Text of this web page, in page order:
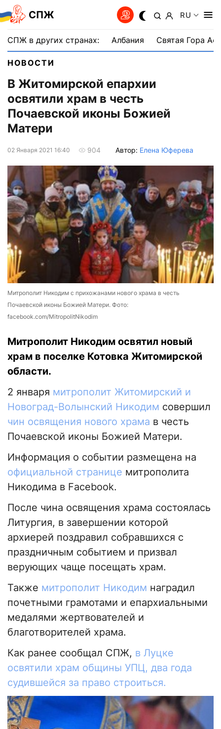
СПЖ RU
СПЖ в других странах: Албания Святая Гора
НОВОСТИ
В Житомирской епархии
освятили храм в честь
Почаевской иконы Божией
Матери
02 Января 2021 16:40 904 Автор: Елена Юферева
Митрополит Никодим с прихожанами нового храма в честь
Почаевской иконы Божией Матери. Фото:
facebook.com/MitropolitNikodim
Митрополит Никодим освятил новый
храм в поселке Котовка Житомирской
области.
2 января митрополит Житомирский и
Новоград-Волынский Никодим совершил
чин освящения нового храма в честь
Почаевской иконы Божией Матери.
Информация о событии размещена на
официальной странице митрополита
Никодима в Facebook.
После чина освящения храма состоялась
Литургия, в завершении которой
архиерей поздравил собравшихся с
праздничным событием и призвал
верующих чаще посещать храм.
Также митрополит Никодим наградил
почетными грамотами и епархиальными
медалями жертвователей и
благотворителей храма.
Как ранее сообщал СПЖ, в Луцке
освятили храм общины УПЦ, два года
судившейся за право строиться.